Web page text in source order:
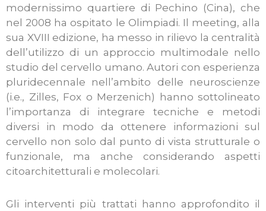
modernissimo quartiere di Pechino (Cina), che
nel 2008 ha ospitato le Olimpiadi. Il meeting, alla
sua XVIII edizione, ha messo in rilievo la centralità
dell’utilizzo di un approccio multimodale nello
studio del cervello umano. Autori con esperienza
pluridecennale nell’ambito delle neuroscienze
(i.e., Zilles, Fox o Merzenich) hanno sottolineato
l’importanza di integrare tecniche e metodi
diversi in modo da ottenere informazioni sul
cervello non solo dal punto di vista strutturale o
funzionale, ma anche considerando aspetti
citoarchitetturali e molecolari.
Gli interventi più trattati hanno approfondito il